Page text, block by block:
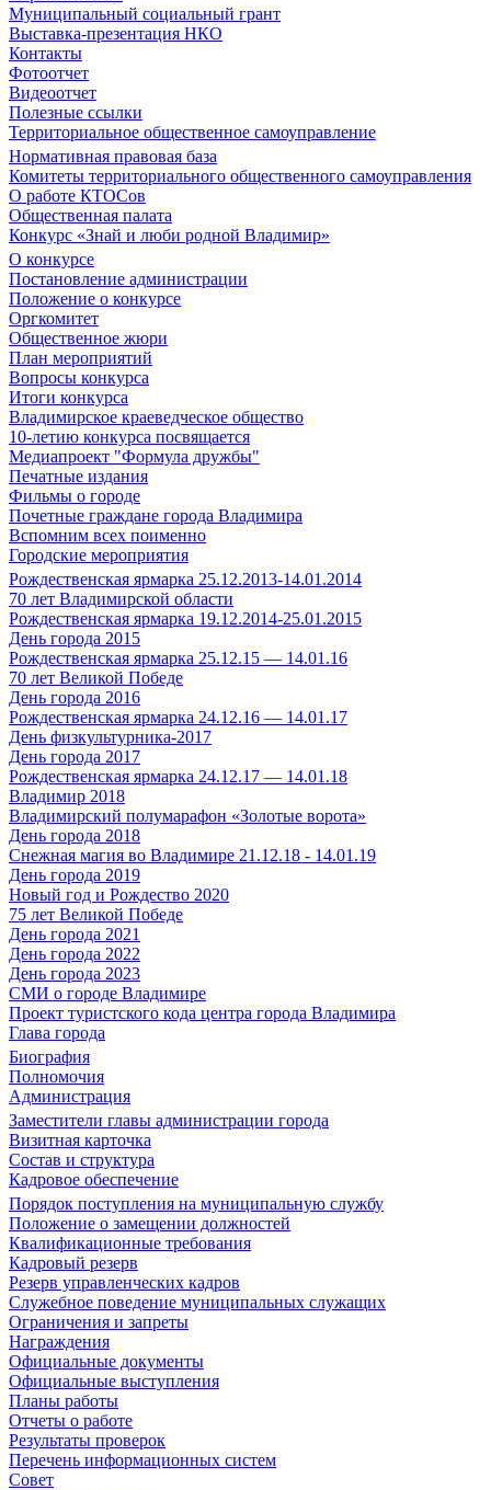
Муниципальный социальный грант
Выставка-презентация НКО
Контакты
Фотоотчет
Видеоотчет
Полезные ссылки
Территориальное общественное самоуправление
Нормативная правовая база
Комитеты территориального общественного самоуправления
О работе КТОСов
Общественная палата
Конкурс «Знай и люби родной Владимир»
О конкурсе
Постановление администрации
Положение о конкурсе
Оргкомитет
Общественное жюри
План мероприятий
Вопросы конкурса
Итоги конкурса
Владимирское краеведческое общество
10-летию конкурса посвящается
Медиапроект "Формула дружбы"
Печатные издания
Фильмы о городе
Почетные граждане города Владимира
Вспомним всех поименно
Городские мероприятия
Рождественская ярмарка 25.12.2013-14.01.2014
70 лет Владимирской области
Рождественская ярмарка 19.12.2014-25.01.2015
День города 2015
Рождественская ярмарка 25.12.15 — 14.01.16
70 лет Великой Победе
День города 2016
Рождественская ярмарка 24.12.16 — 14.01.17
День физкультурника-2017
День города 2017
Рождественская ярмарка 24.12.17 — 14.01.18
Владимир 2018
Владимирский полумарафон «Золотые ворота»
День города 2018
Снежная магия во Владимире 21.12.18 - 14.01.19
День города 2019
Новый год и Рождество 2020
75 лет Великой Победе
День города 2021
День города 2022
День города 2023
СМИ о городе Владимире
Проект туристского кода центра города Владимира
Глава города
Биография
Полномочия
Администрация
Заместители главы администрации города
Визитная карточка
Состав и структура
Кадровое обеспечение
Порядок поступления на муниципальную службу
Положение о замещении должностей
Квалификационные требования
Кадровый резерв
Резерв управленческих кадров
Служебное поведение муниципальных служащих
Ограничения и запреты
Награждения
Официальные документы
Официальные выступления
Планы работы
Отчеты о работе
Результаты проверок
Перечень информационных систем
Совет